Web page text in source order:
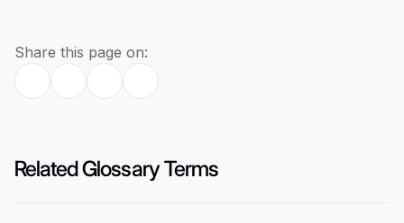
Share this page on:
Related Glossary Terms